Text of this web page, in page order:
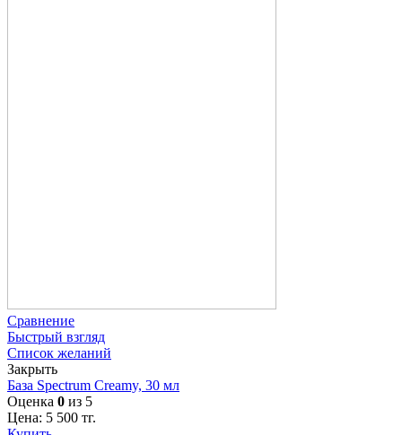
Сравнение
Быстрый взгляд
Список желаний
Закрыть
База Spectrum Creamy, 30 мл
Оценка 0 из 5
Цена: 5 500 тг.